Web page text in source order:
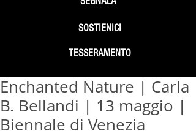
SOSTIENICI
TESSERAMENTO
Enchanted Nature | Carla
B. Bellandi | 13 maggio |
Biennale di Venezia